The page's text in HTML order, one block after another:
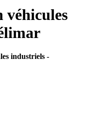
véhicules
industriels -